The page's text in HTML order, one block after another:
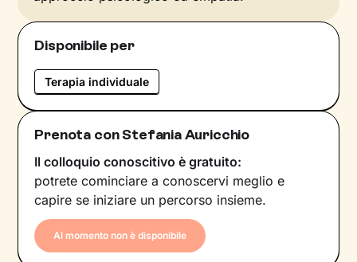
Disponibile per
Terapia individuale
Prenota con Stefania Auricchio
Il colloquio conoscitivo è gratuito:
potrete cominciare a conoscervi meglio e
capire se iniziare un percorso insieme.
Al momento non è disponibile